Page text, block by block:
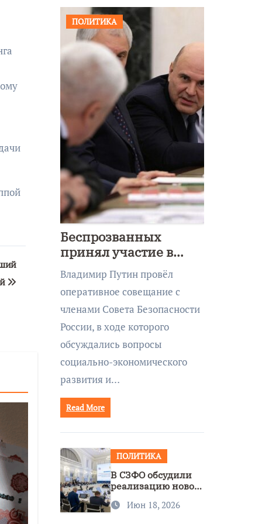
ПОЛИТИКА
Беспрозванных
принял участие в
совещании Совбеза
под руководством
Путина
Владимир Путин провёл
оперативное совещание с
членами Совета Безопасности
России, в ходе которого
обсуждались вопросы
социально-экономического
развития и…
Read More
ПОЛИТИКА
В СЗФО обсудили
реализацию новой
нацполитики
Июн 18, 2026